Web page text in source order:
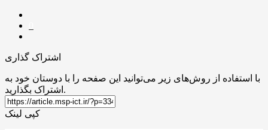
اشتراک گذاری
با استفاده از روش‌های زیر می‌توانید این صفحه را با دوستان خود به
اشتراک بگذارید.
کپی لینک